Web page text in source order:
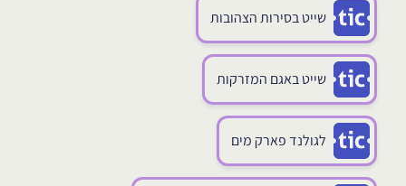
שייט בסירות הצהובות
שייט באגם המזרקות
לגולנד פארק מים